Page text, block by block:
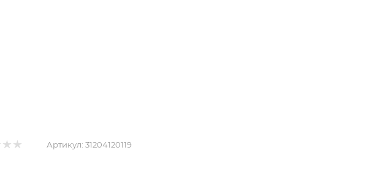
Артикул: 31204120119